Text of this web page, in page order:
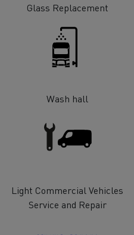
Glass Replacement
Wash hall
Light Commercial Vehicles
Service and Repair